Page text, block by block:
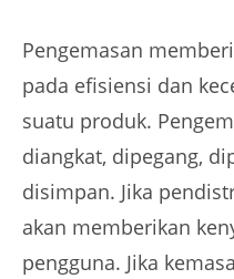
Pengemasan
pada efisiensi dan
suatu produk.
diangkat, dipegang,
disimpan. Jika
akan memberikan
pengguna. Jika